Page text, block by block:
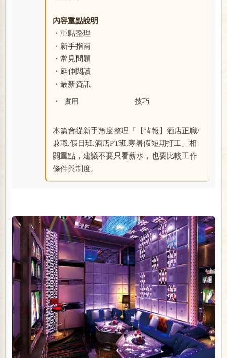
內容重點說明
・重點整理
・新手指南
・常見問題
・延伸閱讀
・最新資訊
・ 實用 技巧
本篇會從新手角度整理「【情報】酒店正職/
兼職.假日班.酒店PT班.寒暑假短期打工」相
關重點，建議不要只看薪水，也要比較工作
條件與制度。